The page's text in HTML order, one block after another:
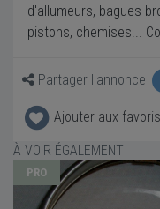
d'allumeurs, bagues
pistons, chemises...
Partager l'annonce
Ajouter aux favoris
À VOIR ÉGALEMENT
PRO